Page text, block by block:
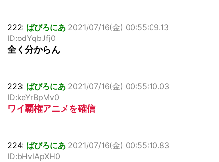
222: ばびろにあ 2021/07/16(金) 00:55:09.13
ID:odYqbJfj0
全く分からん
223: ばびろにあ 2021/07/16(金) 00:55:10.03
ID:keYrBpMv0
ワイ覇権アニメを確信
224: ばびろにあ 2021/07/16(金) 00:55:10.83
ID:bHvlApXH0